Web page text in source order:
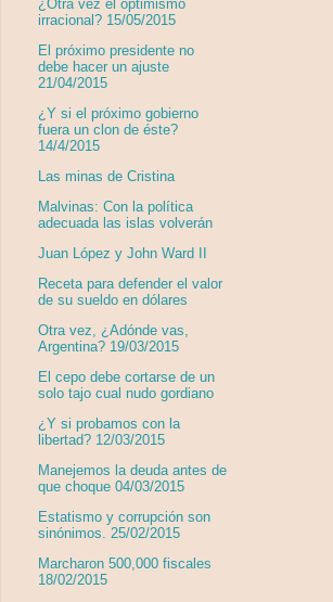
¿Otra vez el optimismo
irracional? 15/05/2015
El próximo presidente no
debe hacer un ajuste
21/04/2015
¿Y si el próximo gobierno
fuera un clon de éste?
14/4/2015
Las minas de Cristina
Malvinas: Con la política
adecuada las islas volverán
Juan López y John Ward II
Receta para defender el valor
de su sueldo en dólares
Otra vez, ¿Adónde vas,
Argentina? 19/03/2015
El cepo debe cortarse de un
solo tajo cual nudo gordiano
¿Y si probamos con la
libertad? 12/03/2015
Manejemos la deuda antes de
que choque 04/03/2015
Estatismo y corrupción son
sinónimos. 25/02/2015
Marcharon 500,000 fiscales
18/02/2015